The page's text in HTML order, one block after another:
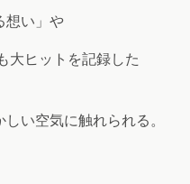
想い」や
大ヒットを記録した
い空気に触れられる。